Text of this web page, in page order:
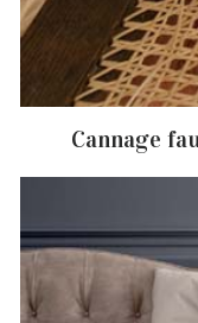
Cannage